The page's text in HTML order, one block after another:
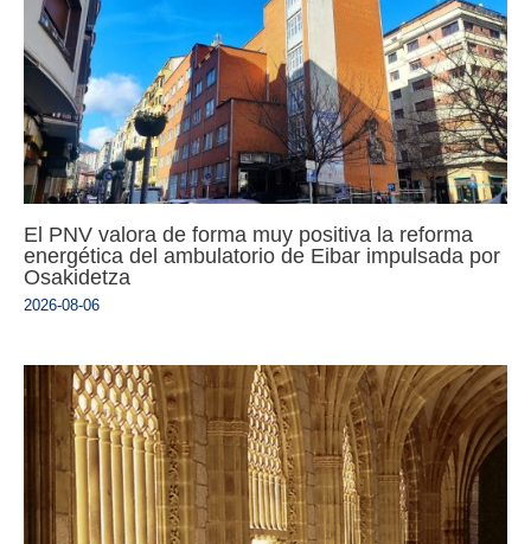
El PNV valora de forma muy positiva la reforma
energética del ambulatorio de Eibar impulsada por
Osakidetza
2026-08-06